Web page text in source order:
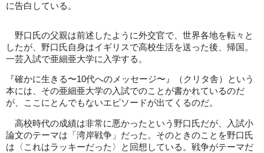
に告白している。
野口氏の父親は前述したように外交官で、世界各地を転々と
したが、野口氏自身はイギリスで高校生活を送った後、帰国。
一芸入試で亜細亜大学に入学する。
『確かに生きる〜10代へのメッセージ〜』（クリタ舎）という
本には、その亜細亜大学の入試でのことが書かれているのだ
が、ここにとんでもないエピソードが出てくるのだ。
高校時代の成績は非常に悪かったという野口氏だが、入試小
論文のテーマは「湾岸戦争」だった。そのときのことを野口氏
は〈これはラッキーだった〉と回想している。戦争がテーマだ